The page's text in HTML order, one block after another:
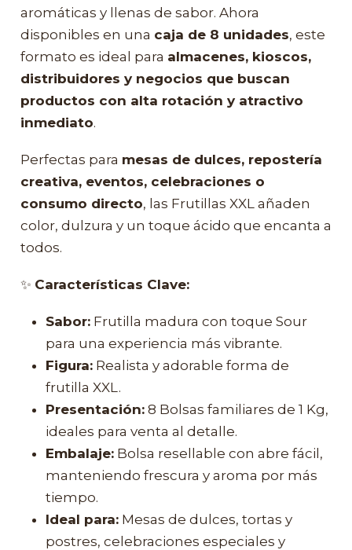
aromáticas y llenas de sabor. Ahora
disponibles en una caja de 8 unidades, este
formato es ideal para almacenes, kioscos,
distribuidores y negocios que buscan
productos con alta rotación y atractivo
inmediato.
Perfectas para mesas de dulces, repostería
creativa, eventos, celebraciones o
consumo directo, las Frutillas XXL añaden
color, dulzura y un toque ácido que encanta a
todos.
✨ Características Clave:
Sabor:Frutilla madura con toque Sour
para una experiencia más vibrante.
Figura:Realista y adorable forma de
frutilla XXL.
Presentación:8 Bolsas familiares de 1 Kg,
ideales para venta al detalle.
Embalaje:Bolsa resellable con abre fácil,
manteniendo frescura y aroma por más
tiempo.
Ideal para:Mesas de dulces, tortas y
postres, celebraciones especiales y